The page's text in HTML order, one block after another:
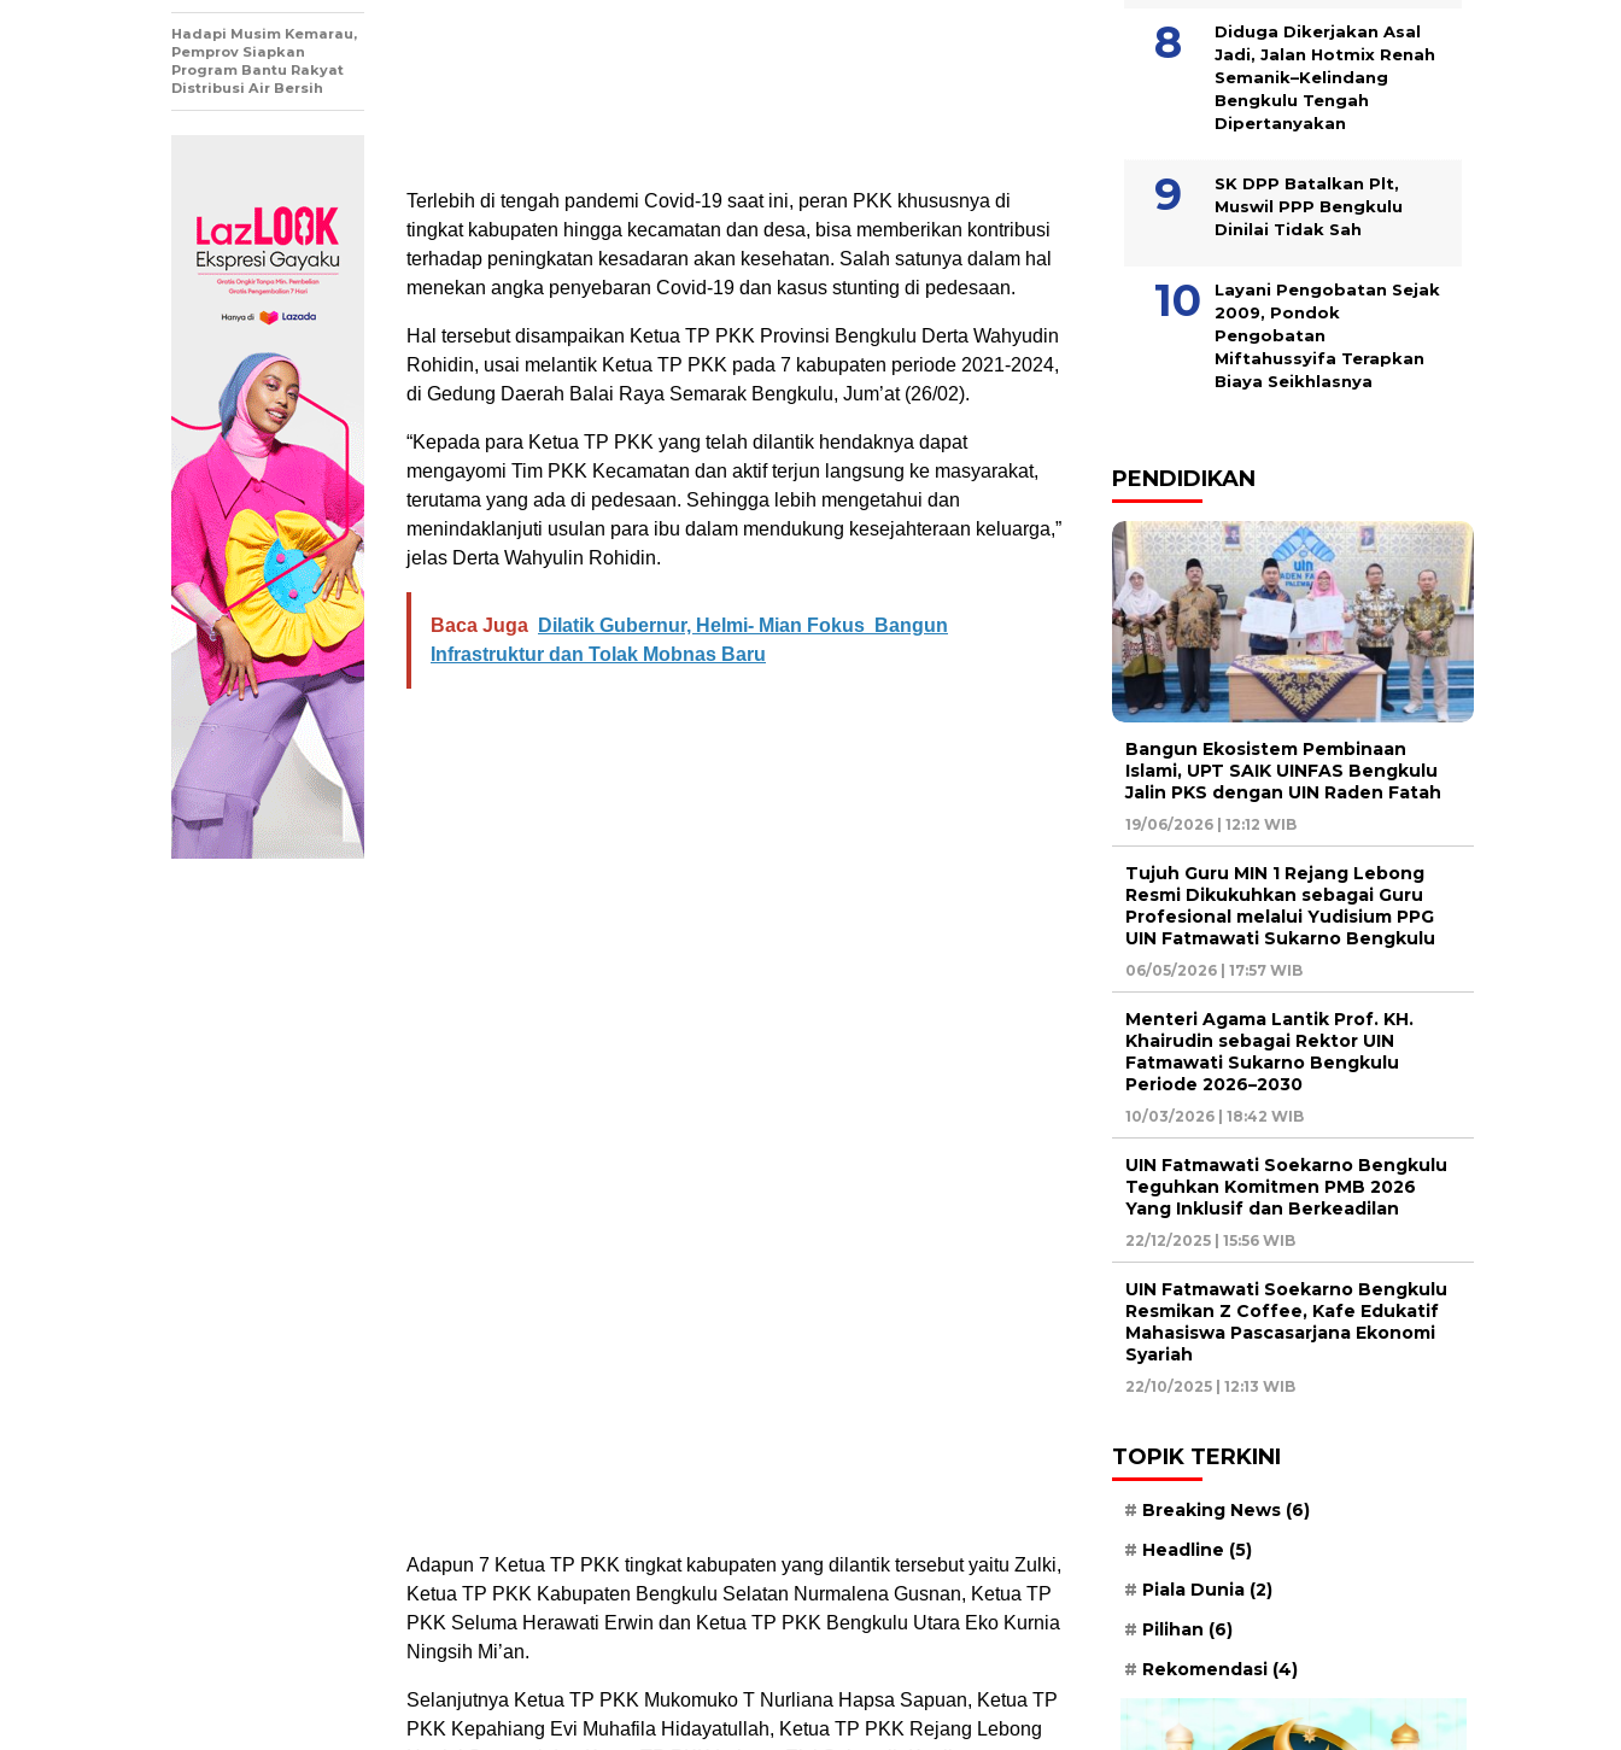
Terlebih di tengah pandemi Covid-19 saat ini, peran PKK khususnya di
tingkat kabupaten hingga kecamatan dan desa, bisa memberikan kontribusi
terhadap peningkatan kesadaran akan kesehatan. Salah satunya dalam hal
menekan angka penyebaran Covid-19 dan kasus stunting di pedesaan.
Hal tersebut disampaikan Ketua TP PKK Provinsi Bengkulu Derta Wahyudin
Rohidin, usai melantik Ketua TP PKK pada 7 kabupaten periode 2021-2024,
di Gedung Daerah Balai Raya Semarak Bengkulu, Jum’at (26/02).
“Kepada para Ketua TP PKK yang telah dilantik hendaknya dapat
mengayomi Tim PKK Kecamatan dan aktif terjun langsung ke masyarakat,
terutama yang ada di pedesaan. Sehingga lebih mengetahui dan
menindaklanjuti usulan para ibu dalam mendukung kesejahteraan keluarga,”
jelas Derta Wahyulin Rohidin.
Baca Juga
Dilatik Gubernur, Helmi- Mian Fokus Bangun
Infrastruktur dan Tolak Mobnas Baru
Adapun 7 Ketua TP PKK tingkat kabupaten yang dilantik tersebut yaitu Zulki,
Ketua TP PKK Kabupaten Bengkulu Selatan Nurmalena Gusnan, Ketua TP
PKK Seluma Herawati Erwin dan Ketua TP PKK Bengkulu Utara Eko Kurnia
Ningsih Mi’an.
Selanjutnya Ketua TP PKK Mukomuko T Nurliana Hapsa Sapuan, Ketua TP
PKK Kepahiang Evi Muhafila Hidayatullah, Ketua TP PKK Rejang Lebong
Hadapi Musim Kemarau,
Pemprov Siapkan
Program Bantu Rakyat
Distribusi Air Bersih
Diduga Dikerjakan Asal
Jadi, Jalan Hotmix Renah
Semanik–Kelindang
Bengkulu Tengah
Dipertanyakan
SK DPP Batalkan Plt,
Muswil PPP Bengkulu
Dinilai Tidak Sah
Layani Pengobatan Sejak
2009, Pondok
Pengobatan
Miftahussyifa Terapkan
Biaya Seikhlasnya
PENDIDIKAN
Bangun Ekosistem Pembinaan
Islami, UPT SAIK UINFAS Bengkulu
Jalin PKS dengan UIN Raden Fatah
19/06/2026 | 12:12 WIB
Tujuh Guru MIN 1 Rejang Lebong
Resmi Dikukuhkan sebagai Guru
Profesional melalui Yudisium PPG
UIN Fatmawati Sukarno Bengkulu
06/05/2026 | 17:57 WIB
Menteri Agama Lantik Prof. KH.
Khairudin sebagai Rektor UIN
Fatmawati Sukarno Bengkulu
Periode 2026–2030
10/03/2026 | 18:42 WIB
UIN Fatmawati Soekarno Bengkulu
Teguhkan Komitmen PMB 2026
Yang Inklusif dan Berkeadilan
22/12/2025 | 15:56 WIB
UIN Fatmawati Soekarno Bengkulu
Resmikan Z Coffee, Kafe Edukatif
Mahasiswa Pascasarjana Ekonomi
Syariah
22/10/2025 | 12:13 WIB
TOPIK TERKINI
Breaking News (6)
Headline (5)
Piala Dunia (2)
Pilihan (6)
Rekomendasi (4)